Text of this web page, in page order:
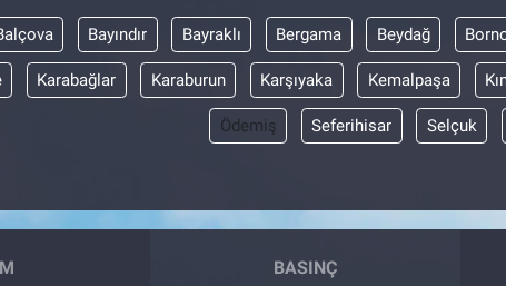
Bayındır Bayraklı Bergama Beydağ
Karabağlar Karaburun Karşıyaka Kemalpaşa
Ödemiş Seferihisar Selçuk
BASINÇ